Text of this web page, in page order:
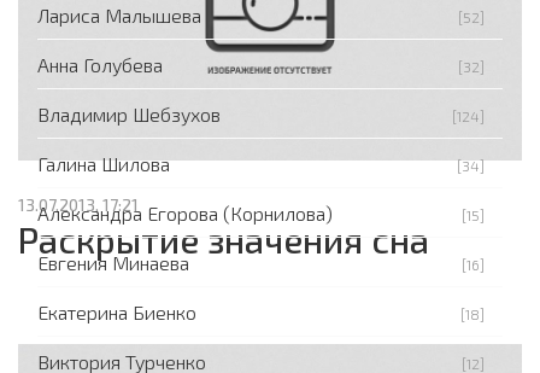
13.07.2013, 17:21
Раскрытие значения сна
Лариса Малышева [52]
Анна Голубева [32]
Владимир Шебзухов [124]
Галина Шилова [34]
Александра Егорова (Корнилова) [15]
Евгения Минаева [16]
Екатерина Биенко [18]
Виктория Турченко [12]